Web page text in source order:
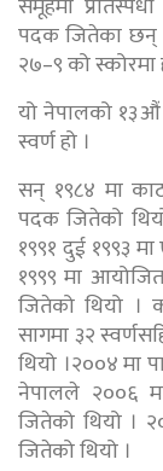
पदक जितेका छन्
२७–९ को स्कोरमा
यो नेपालको
स्वर्ण हो ।
सन् १९८४ मा
पदक जितेको
१९९१ दुई १९९३
१९९९ मा
जितेको थियो ।
सागमा ३२
थियो ।२००४ मा
नेपालले २००६
जितेको थियो ।
जितेको थियो ।